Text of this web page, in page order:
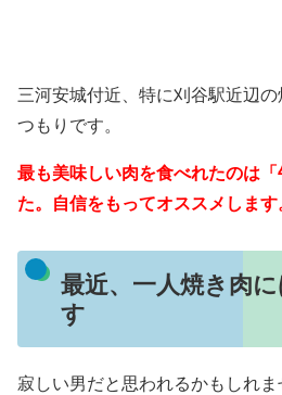
三河安城付近、特に刈谷駅近辺
つもりです。
最も美味しい肉を食べれたのは
た。自信をもってオススメします
最近、一人焼き肉
す
寂しい男だと思われるかもしれま